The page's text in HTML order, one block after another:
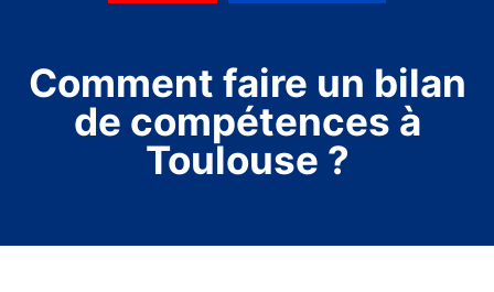
Comment faire un bilan
de compétences à
Toulouse ?